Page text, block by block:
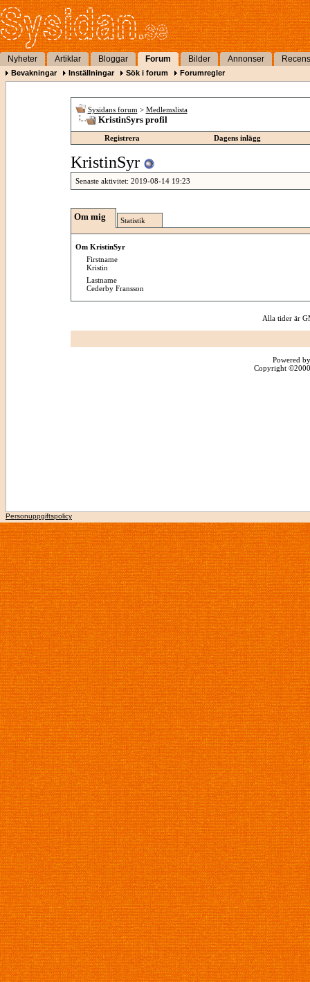
Nyheter Artiklar Bloggar Forum Bilder Annonser
Bevakningar Inställningar Sök i forum Forumregler
Sysidans forum > Medlemslista
KristinSyrs profil
Registrera Dagens inlägg
KristinSyr
Senaste aktivitet: 2019-08-14 19:23
Om mig Statistik
Om KristinSyr
Firstname
Kristin
Lastname
Cederby Fransson
Alla tider är
Powered
Copyright
Personuppgiftspolicy